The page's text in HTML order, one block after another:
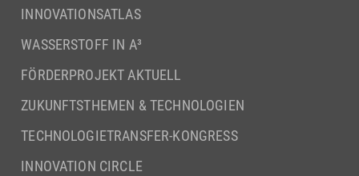
INNOVATIONSATLAS
WASSERSTOFF IN A³
FÖRDERPROJEKT AKTUELL
ZUKUNFTSTHEMEN & TECHNOLOGIEN
TECHNOLOGIETRANSFER-KONGRESS
INNOVATION CIRCLE